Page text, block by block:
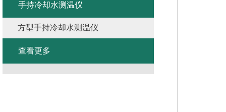
手持冷却水测温仪
方型手持冷却水测温仪
查看更多